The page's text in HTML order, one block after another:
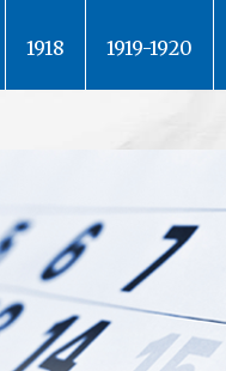
1918 1919-1920